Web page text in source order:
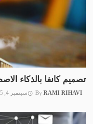
تصميم كانفا بالذكاء
By RAMI RIHAVI سبتمبر 4, 2025